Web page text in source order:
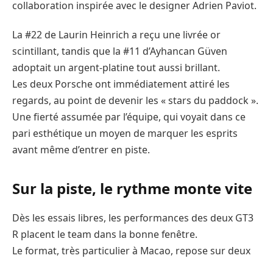
collaboration inspirée avec le designer Adrien Paviot.
La #22 de Laurin Heinrich a reçu une livrée or
scintillant, tandis que la #11 d’Ayhancan Güven
adoptait un argent-platine tout aussi brillant.
Les deux Porsche ont immédiatement attiré les
regards, au point de devenir les « stars du paddock ».
Une fierté assumée par l’équipe, qui voyait dans ce
pari esthétique un moyen de marquer les esprits
avant même d’entrer en piste.
Sur la piste, le rythme monte vite
Dès les essais libres, les performances des deux GT3
R placent le team dans la bonne fenêtre.
Le format, très particulier à Macao, repose sur deux